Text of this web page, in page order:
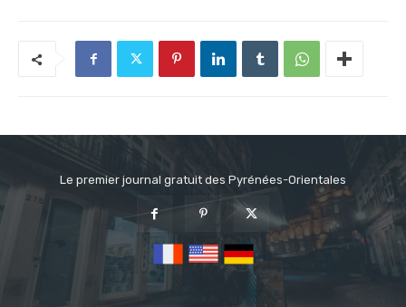
Le premier journal gratuit des Pyrénées-Orientales